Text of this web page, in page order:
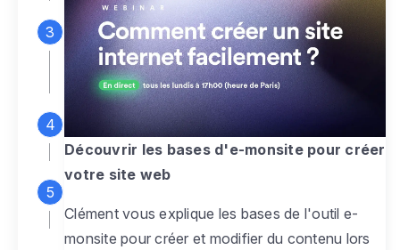
Personnalisez entièrement le
designpour créer un site web sur-mesure,
à votre image
Ajoutez des pagessans limite pour
présenter votre activité, votre passion
pour rendre votre site dynamique
Découvrir les bases d'e-monsite pour créer
votre site web
Clément vous explique les bases de l'outil e-
monsite pour créer et modifier du contenu lors